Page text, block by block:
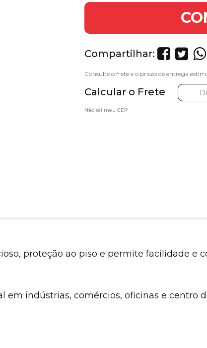
Compartilhar:
Calcular o Frete
Não sei meu CEP
proteção ao piso e permite facilidade e
indústrias, comércios, oficinas e centro